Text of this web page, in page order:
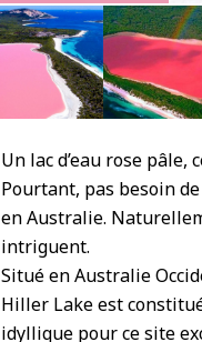
Un lac d’eau rose
Pourtant, pas besoin
en Australie.
intriguent.
Situé en Australie
Hiller Lake est
idyllique pour ce site